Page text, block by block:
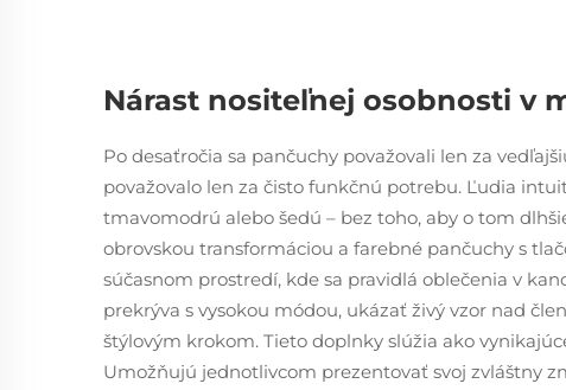
Nárast nositeľnej osobnosti v
Po desaťročia sa pančuchy považovali len za
považovalo len za čisto funkčnú potrebu. Ľudia
tmavomodrú alebo šedú – bez toho, aby o tom
obrovskou transformáciou a farebné pančuchy s
súčasnom prostredí, kde sa pravidlá oblečenia v
prekrýva s vysokou módou, ukázať živý vzor nad
štýlovým krokom. Tieto doplnky slúžia ako
Umožňujú jednotlivcom prezentovať svoj zvláštny